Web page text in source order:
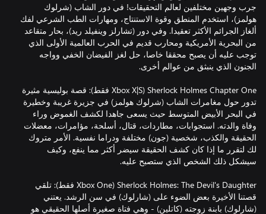
جرب وجهين مختلفين لعالم التحقيقات! في دور الشاب (شرلوك
هولمز)، استخدم المنطق وقوة الاستنتاج، ومهارات الطب الشرعي لفك
ألغاز الجرائم الأكثر تعقيدا. وفي دور (تشارلز وينفيلد ريد)، بحار متقاعد
من البحرية الأمريكية ومحارب قديم في الحرب العالمية الأولى الذي
توجب عليه أن يصبح محققا خاصا، حل لغز الفيضان الخفي وواجه
Sherlock Holmes Chapter One (Xbox X|S فقط): قصة بوليسية مثيرة
تدور حول مغامرات الشاب (شرلوك هولمز) في جزيرة غريبة وخطيرة
في البحر الأبيض المتوسط حيث يسعى جاهدا لكشف الغموض وراء
وفاة والدته. استجوابات، مطاردات، قتال، أسلحة، مؤامرات، معضلات
الحقيقة والكذب، شخصية (جون) مختلفة ودراما نفسية. الأمر متروك
لك لتقرر ما إذا كان كشف الحقيقة سيضر أكثر مما ينفع، وكيف
Sherlock Holmes: The Devil's Daughter (Xbox One فقط): تلقي
قصتنا الأخيرة بعض الضوء على (شارلوك) في سن الرشد. يعتني
(شارلوك) بابنة زوجته (كاتلين) - وهي فتاة صغيرة أصلها الحقيقي هو